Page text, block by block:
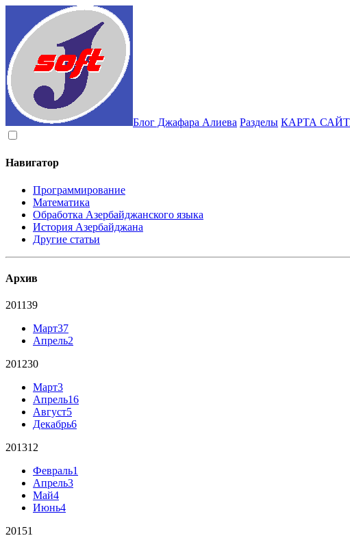
Блог Джафара Алиева Разделы КАРТА
Навигатор
Программирование
Математика
Обработка Азербайджанского языка
История Азербайджана
Другие статьи
Архив
201139
Март37
Апрель2
201230
Март3
Апрель16
Август5
Декабрь6
201312
Февраль1
Апрель3
Май4
Июнь4
20151